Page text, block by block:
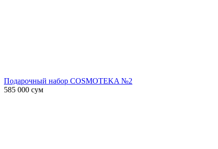
Подарочный набор COSMOTEKA №2
585 000 сум